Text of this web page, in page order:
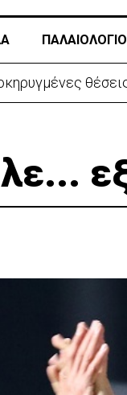
ΠΑΛΑΙΟΛΟΓΙΟ